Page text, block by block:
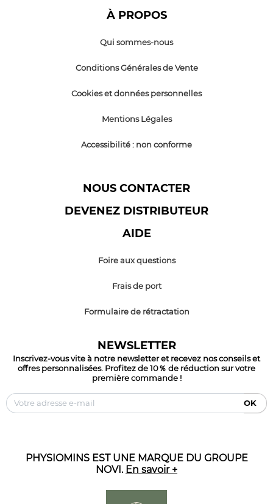
À PROPOS
Qui sommes-nous
Conditions Générales de Vente
Cookies et données personnelles
Mentions Légales
Accessibilité : non conforme
NOUS CONTACTER
DEVENEZ DISTRIBUTEUR
AIDE
Foire aux questions
Frais de port
Formulaire de rétractation
NEWSLETTER
Inscrivez-vous vite à notre newsletter et recevez nos conseils et
offres personnalisées. Profitez de 10％ de réduction sur votre
première commande !
OK
PHYSIOMINS EST UNE MARQUE DU GROUPE
NOVI. En savoir +